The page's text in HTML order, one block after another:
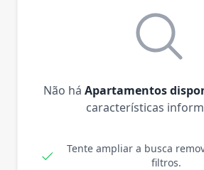
Não há Apartamentos
características
Tente ampliar a busca
filtros.